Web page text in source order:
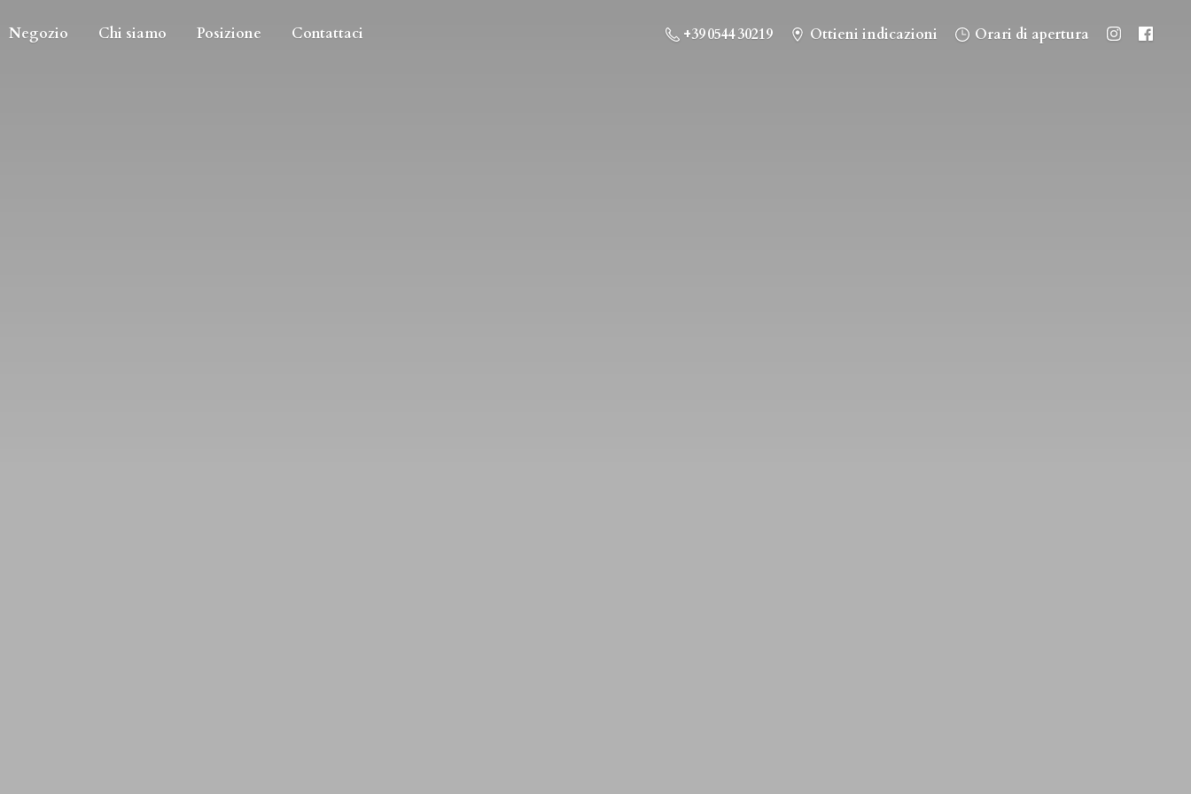
Negozio Chi siamo Posizione Contattaci +39 0544 30219 Ottieni indicazioni Orari di apertura